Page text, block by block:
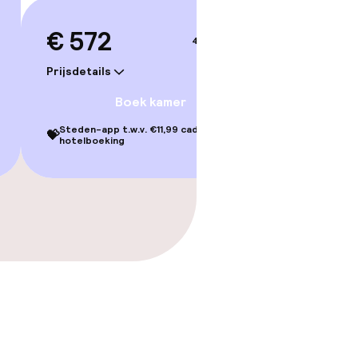
€ 572
Prijsdetails
4–5 sep.
Boek kamer
💝Steden-app t.w.v. €11,99 cadeau bij je
hotelboeking